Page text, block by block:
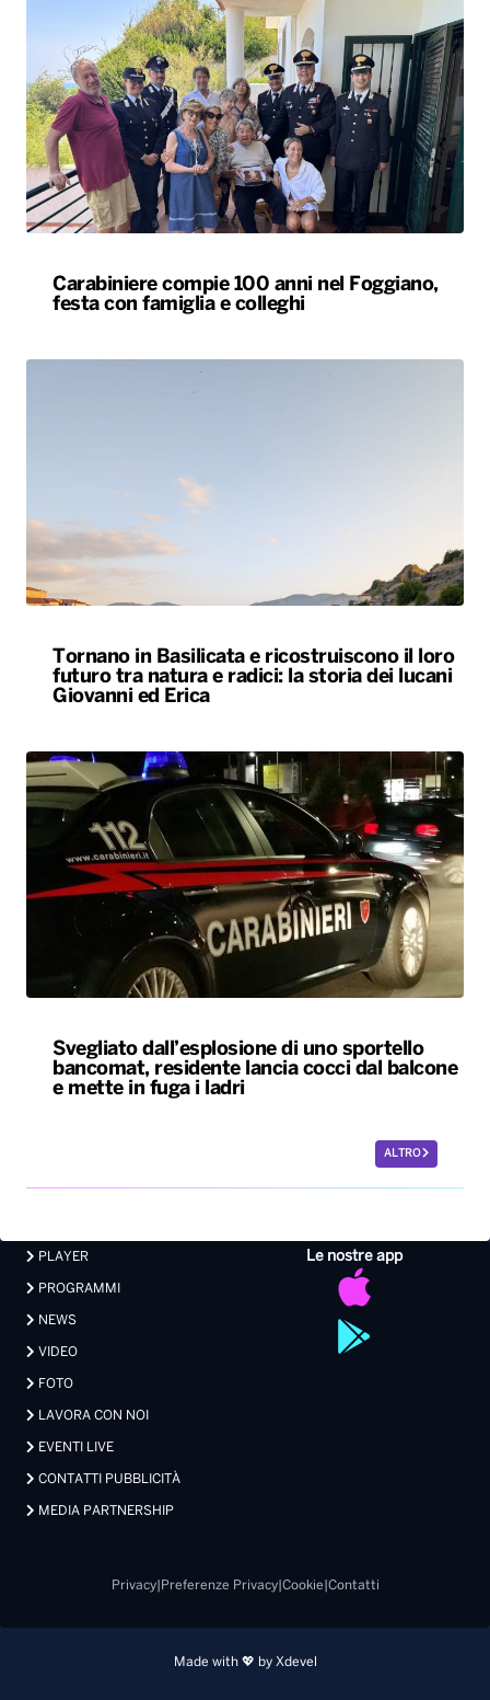
Carabiniere compie 100 anni nel Foggiano,
festa con famiglia e colleghi
Tornano in Basilicata e ricostruiscono il loro
futuro tra natura e radici: la storia dei lucani
Giovanni ed Erica
Svegliato dall’esplosione di uno sportello
bancomat, residente lancia cocci dal balcone
e mette in fuga i ladri
ALTRO
Le nostre app
PLAYER
PROGRAMMI
NEWS
VIDEO
FOTO
LAVORA CON NOI
EVENTI LIVE
CONTATTI PUBBLICITÀ
MEDIA PARTNERSHIP
Privacy| Preferenze Privacy| Cookie Contatti
Made with 💖 by Xdevel